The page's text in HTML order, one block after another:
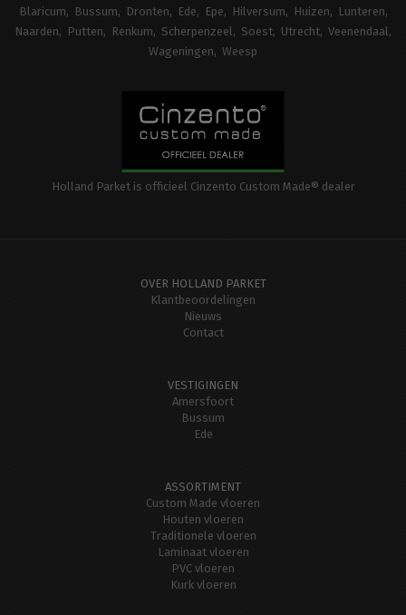
Blaricum
Bussum Dronten Ede Epe Hilversum Huizen
Lunteren
Naarden
Putten Renkum Scherpenzeel Soest Utrecht Veenendaal
Wageningen
Weesp
Holland Parket is officieel Cinzento Custom Made® dealer
OVER HOLLAND PARKET
Klantbeoordelingen
Nieuws
Contact
VESTIGINGEN
Amersfoort
Bussum
Ede
ASSORTIMENT
Custom Made vloeren
Houten vloeren
Traditionele vloeren
Laminaat vloeren
PVC vloeren
Kurk vloeren